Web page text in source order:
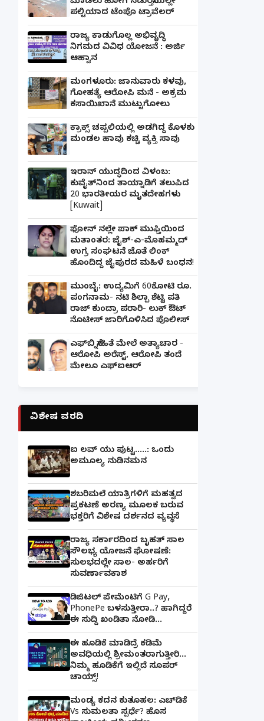
ಮಾಡಲು ಹೋಗಿ ನಡುರಸ್ತೆಯಲ್ಲೇ
ಪಲ್ಟಿಯಾದ ಟೆಂಪೊ ಟ್ರಾವೆಲರ್
ರಾಜ್ಯ ಕಾಡುಗೊಲ್ಲ ಅಭಿವೃದ್ಧಿ
ನಿಗಮದ ವಿವಿಧ ಯೋಜನೆ : ಅರ್ಜಿ
ಆಹ್ವಾನ
ಮಂಗಳೂರು: ಜಾನುವಾರು ಕಳವು,
ಗೋಹತ್ಯೆ ಆರೋಪಿ ಮನೆ - ಅಕ್ರಮ
ಕಸಾಯಿಖಾನೆ ಮುಟ್ಟುಗೋಲು
ಕ್ರಾಕ್ಸ್ ಚಪ್ಪಲಿಯಲ್ಲಿ ಅಡಗಿದ್ದ ಕೊಳಕು
ಮಂಡಲ ಹಾವು ಕಚ್ಚಿ ವ್ಯಕ್ತಿ ಸಾವು
ಇರಾನ್ ಯುದ್ಧದಿಂದ ವಿಳಂಬ:
ಕುವೈತ್‌ನಿಂದ ತಾಯ್ನಾಡಿಗೆ ತಲುಪಿದ
20 ಭಾರತೀಯರ ಮೃತದೇಹಗಳು
[Kuwait]
ಫೋನ್ ನಲ್ಲೇ ಪಾಕ್ ಮುಫ್ತಿಯಿಂದ
ಮತಾಂತರ: ಜೈಶ್-ಎ-ಮೊಹಮ್ಮದ್
ಉಗ್ರ ಸಂಘಟನೆ ಜೊತೆ ಲಿಂಕ್
ಹೊಂದಿದ್ದ ಜೈಪುರದ ಮಹಿಳೆ ಬಂಧನ!
ಮುಂಬೈ: ಉದ್ಯಮಿಗೆ 60ಕೋಟಿ ರೂ.
ಪಂಗನಾಮ- ನಟಿ ಶಿಲ್ಪಾ ಶೆಟ್ಟಿ ಪತಿ
ರಾಜ್ ಕುಂದ್ರಾ ಪರಾರಿ- ಲುಕ್ ಔಟ್
ನೊಟೀಸ್ ಜಾರಿಗೊಳಿಸಿದ ಪೊಲೀಸ್
ಎಫ್‌ಬಿ ಸ್ನೇಹಿತೆ ಮೇಲೆ ಅತ್ಯಾಚಾರ -
ಆರೋಪಿ ಅರೆಸ್ಟ್, ಆರೋಪಿ ತಂದೆ
ಮೇಲೂ ಎಫ್ಐಆರ್
ವಿಶೇಷ ವರದಿ
ಐ ಲವ್ ಯು ಪುಟ್ಟ.....: ಒಂದು
ಅಮೂಲ್ಯ ನುಡಿನಮನ
ಶಬರಿಮಲೆ ಯಾತ್ರಿಗಳಿಗೆ ಮಹತ್ವದ
ಪ್ರಕಟಣೆ ಅರಣ್ಯ ಮೂಲಕ ಬರುವ
ಭಕ್ತರಿಗೆ ವಿಶೇಷ ದರ್ಶನದ ವ್ಯವಸ್ಥೆ
ರಾಜ್ಯ ಸರ್ಕಾರದಿಂದ ಬೃಹತ್ ಸಾಲ
ಸೌಲಭ್ಯ ಯೋಜನೆ ಘೋಷಣೆ:
ಸುಲಭದಲ್ಲೇ ಸಾಲ- ಅರ್ಹರಿಗೆ
ಸುವರ್ಣಾವಕಾಶ
ಡಿಜಿಟಲ್ ಪೇಮೆಂಟಿಗೆ G Pay,
PhonePe ಬಳಸುತ್ತೀರಾ..? ಹಾಗಿದ್ದರೆ
ಈ ಸುದ್ದಿ ಖಂಡಿತಾ ನೋಡಿ...
ಈ ಹೂಡಿಕೆ ಮಾಡಿದ್ರೆ ಕಡಿಮೆ
ಅವಧಿಯಲ್ಲಿ ಶ್ರೀಮಂತರಾಗುತ್ತೀರಿ...
ನಿಮ್ಮ ಹೂಡಿಕೆಗೆ ಇಲ್ಲಿದೆ ಸೂಪರ್
ಚಾಯ್ಸ್‌!
ಮಂಡ್ಯ ಕದನ ಕುತೂಹಲ: ಎಚ್‌ಡಿಕೆ
Vs ಸುಮಲತಾ ಸ್ಪರ್ಧೆ? ಹೊಸ